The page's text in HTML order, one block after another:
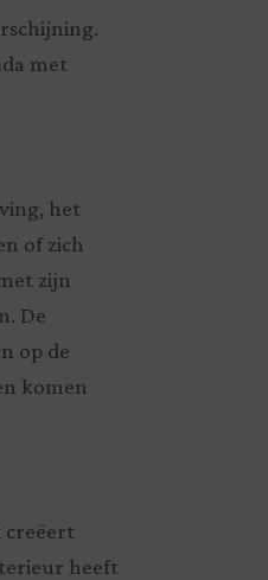
met
het
of zich
zijn
De
op de
komen
creëert
heeft